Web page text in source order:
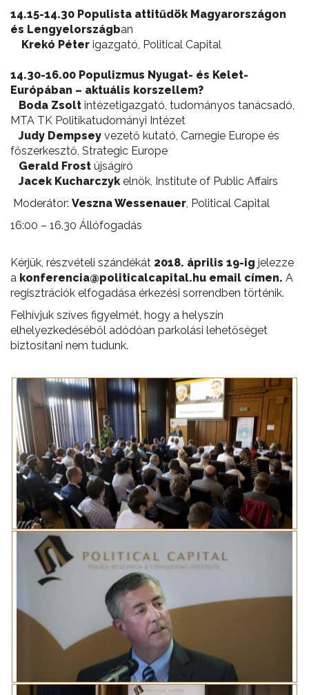
14.15-14.30 Populista attitűdök Magyarországon
és Lengyelországban
Krekó Péter igazgató, Political Capital
14.30-16.00 Populizmus Nyugat- és Kelet-
Európában – aktuális korszellem?
Boda Zsolt intézetigazgató, tudományos tanácsadó,
MTA TK Politikatudományi Intézet
Judy Dempsey vezető kutató, Carnegie Europe és
főszerkesztő, Strategic Europe
Gerald Frost újságíró
Jacek Kucharczyk elnök, Institute of Public Affairs
Moderátor: Veszna Wessenauer , Political Capital
16:00 – 16.30 Állófogadás
Kérjük, részvételi szándékát 2018. április 19-ig jelezze
a konferencia@politicalcapital.hu email címen. A
regisztrációk elfogadása érkezési sorrendben történik.
Felhívjuk szíves figyelmét, hogy a helyszín
elhelyezkedéséből adódóan parkolási lehetőséget
biztosítani nem tudunk.